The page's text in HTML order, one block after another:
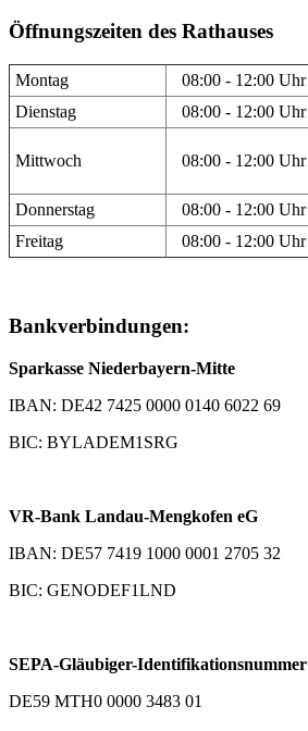
Öffnungszeiten des Rathauses
Montag 08:00 - 12:00 Uhr
Dienstag
08:00 - 12:00 Uhr
Mittwoch 08:00 - 12:00 Uhr
Donnerstag 08:00 - 12:00 Uhr
Freitag
08:00 - 12:00 Uhr
Bankverbindungen:
Sparkasse Niederbayern-Mitte
IBAN: DE42 7425 0000 0140 6022 69
BIC: BYLADEM1SRG
VR-Bank Landau-Mengkofen eG
IBAN: DE57 7419 1000 0001 2705 32
BIC: GENODEF1LND
SEPA-Gläubiger-Identifikationsnummer
DE59 MTH0 0000 3483 01